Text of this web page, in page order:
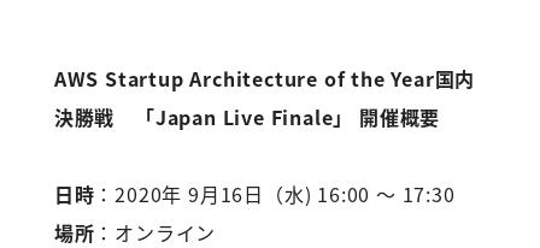
AWS Startup Architecture of the Year国内
決勝戦 「Japan Live Finale」 開催概要
日時 ：2020年 9月16日（水) 16:00 ～ 17:30
場所 ：オンライン